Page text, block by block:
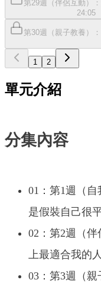
第29週（伴侶互動）
24:05
第30週（親子教養）
1 2
單元介紹
分集內容
01：第1週（
是假裝自己很
02：第2週（
上最適合我的
03：第3週（